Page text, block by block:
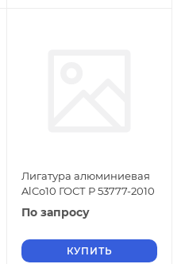
Лигатура алюминиевая
AlCo10 ГОСТ Р 53777-2010
По запросу
КУПИТЬ